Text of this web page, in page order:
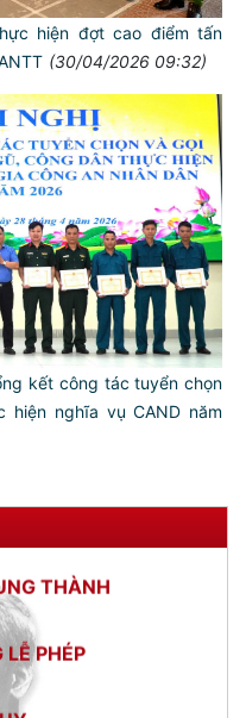
hiện đợt cao điểm tấn
(30/04/2026 09:32)
kết công tác tuyển chọn
nghĩa vụ CAND năm
MỆNH LÀ:
CHÍNH
ĐỠ
PHÉP
KHÉO